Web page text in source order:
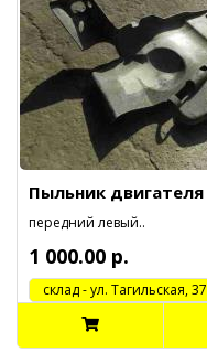
Пыльник двигателя
передний левый..
1 000.00 р.
cклад - ул. Тагильская, 37